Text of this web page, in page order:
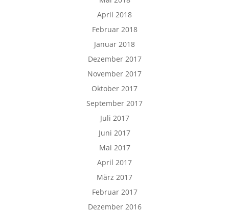
April 2018
Februar 2018
Januar 2018
Dezember 2017
November 2017
Oktober 2017
September 2017
Juli 2017
Juni 2017
Mai 2017
April 2017
März 2017
Februar 2017
Dezember 2016